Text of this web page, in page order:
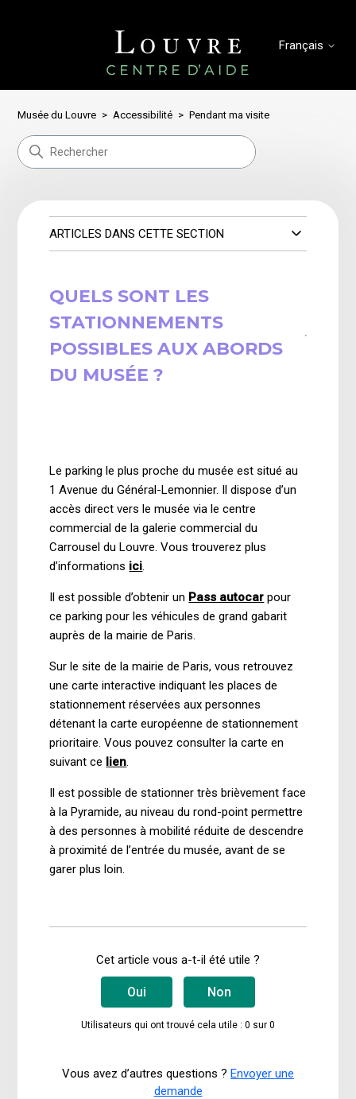
Français
Musée du Louvre Accessibilité Pendant ma visite
ARTICLES DANS CETTE SECTION
QUELS SONT LES
STATIONNEMENTS
POSSIBLES AUX ABORDS
DU MUSÉE ?
Le parking le plus proche du musée est situé au
1 Avenue du Général-Lemonnier. Il dispose d’un
accès direct vers le musée via le centre
commercial de la galerie commercial du
Carrousel du Louvre. Vous trouverez plus
d’informations ici.
Il est possible d’obtenir un Pass autocar pour
ce parking pour les véhicules de grand gabarit
auprès de la mairie de Paris.
Sur le site de la mairie de Paris, vous retrouvez
une carte interactive indiquant les places de
stationnement réservées aux personnes
détenant la carte européenne de stationnement
prioritaire. Vous pouvez consulter la carte en
suivant ce lien.
Il est possible de stationner très brièvement face
à la Pyramide, au niveau du rond-point permettre
à des personnes à mobilité réduite de descendre
à proximité de l’entrée du musée, avant de se
garer plus loin.
Cet article vous a-t-il été utile ?
Oui Non
Utilisateurs qui ont trouvé cela utile : 0 sur 0
Vous avez d’autres questions ? Envoyer une
demande